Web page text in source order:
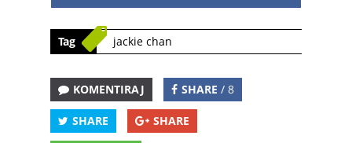
Tag jackie chan
KOMENTIRAJ SHARE / 8
SHARE SHARE